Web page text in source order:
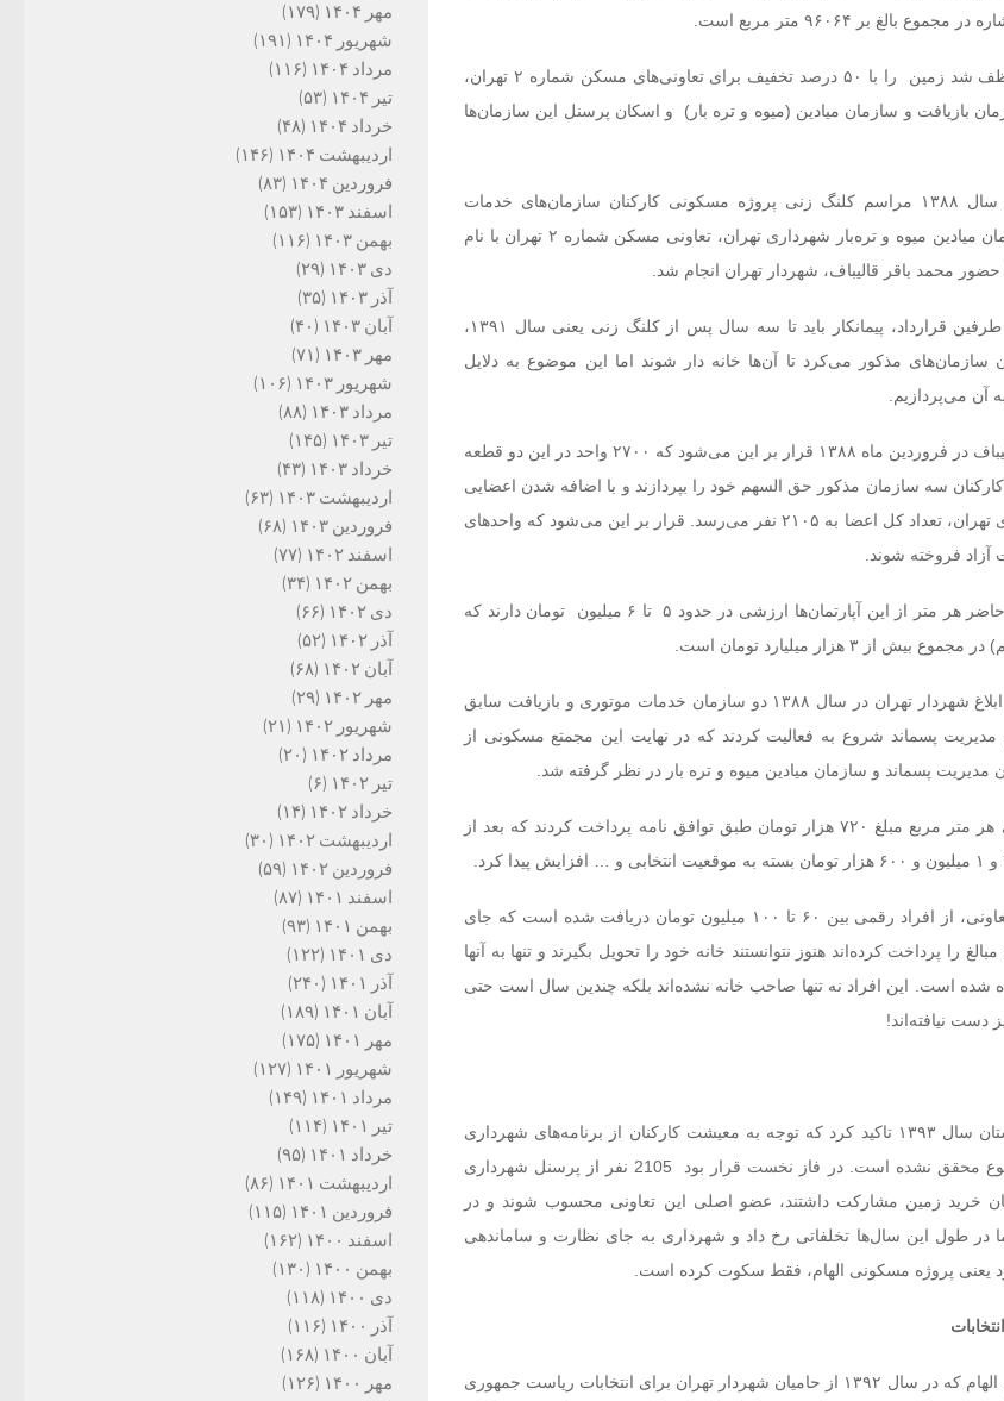
بر ۹۶۰۶۴ متر مربع است.
ستاد مسکن شهرداری تهران موظف شد زمین را با ۵۰ درصد تخفیف برای تعاونی‌های مسکن شماره ۲ تهران،
بازیافت و سازمان میادین (میوه و تره بار) و اسکان پرسنل این سازمان‌ها
در تاریخ شانزدهم فروردین ماه سال ۱۳۸۸ مراسم کلنگ زنی پروژه مسکونی کارکنان سازمان‌های خدمات
موتوری، سازمان بازیافت و سازمان میادین میوه و تره‌بار شهرداری تهران، تعاونی مسکن شماره ۲ تهران با نام
محمد باقر قالیباف، شهردار تهران انجام شد.
طبق توافق نامه امضا شده بین طرفین قرارداد، پیمانکار باید تا سه سال پس از کلنگ زنی یعنی سال ۱۳۹۱،
سازمان‌های مذکور می‌کرد تا آن‌ها خانه دار شوند اما این موضوع به دلایل
آن‌ می‌پردازیم.
بعد از کلنگ زنی پروژه توسط قالیباف در فروردین ماه ۱۳۸۸ قرار بر این می‌شود که ۲۷۰۰ واحد در این دو قطعه
شود و ۱۶۵۵ نفر از کارکنان سه سازمان مذکور حق السهم خود را بپردازند و با اضافه شدن اعضایی
از دیگر سازمان‌های تابع شهرداری تهران، تعداد کل اعضا به ۲۱۰۵ نفر می‌رسد. قرار بر این می‌شود که واحدهای
آزاد فروخته شوند.
طبق گفته یک منبع آگاه در حال حاضر هر متر از این آپارتمان‌ها ارزشی در حدود ۵ تا ۶ میلیون تومان دارند که
۳ هزار میلیارد تومان است.
بر اساس مصوبه شورای شهر و ابلاغ شهردار تهران در سال ۱۳۸۸ دو سازمان خدمات موتوری و بازیافت سابق
پسماند شروع به فعالیت کردند که در نهایت این مجمتع مسکونی از
پسماند و سازمان میادین میوه و تره بار در نظر گرفته شد.
کارمندان این سازمان‌ها باید برای هر متر مربع مبلغ ۷۲۰ هزار تومان طبق توافق نامه پرداخت کردند که بعد از
طبق گفته برخی از اعضای این تعاونی، از افراد رقمی بین ۶۰ تا ۱۰۰ میلیون تومان دریافت شده است که جای
را پرداخت کرده‌اند هنوز نتوانستند خانه خود را تحویل بگیرند و تنها به آنها
شده است. این افراد نه تنها صاحب خانه نشده‌اند بلکه چندین سال است حتی
دست نیافته‌اند!
شهردار تهران در نماز جمعه تابستان سال ۱۳۹۳ تاکید کرد که توجه به معیشت کارکنان از برنامه‌های شهرداری
تهران است اما تا کنون این موضوع محقق نشده است. در فاز نخست قرار بود 2105 نفر از پرسنل شهرداری
خرید زمین مشارکت داشتند، عضو اصلی این تعاونی محسوب شوند و در
در طول این سال‌ها تخلفاتی رخ داد و شهرداری به جای نظارت و ساماندهی
یعنی پروژه مسکونی الهام، فقط سکوت کرده است.
شنیده شده پیمانکار پروژه مسکن الهام که در سال ۱۳۹۲ از حامیان شهردار تهران برای انتخابات ریاست جمهوری
مهر ۱۴۰۴
(۱۷۹)
شهریور ۱۴۰۴
(۱۹۱)
مرداد ۱۴۰۴
(۱۱۶)
تیر ۱۴۰۴
(۵۳)
خرداد ۱۴۰۴
(۴۸)
اردیبهشت ۱۴۰۴
(۱۴۶)
فروردین ۱۴۰۴
(۸۳)
اسفند ۱۴۰۳
(۱۵۳)
بهمن ۱۴۰۳
(۱۱۶)
دی ۱۴۰۳
(۲۹)
آذر ۱۴۰۳
(۳۵)
آبان ۱۴۰۳
(۴۰)
مهر ۱۴۰۳
(۷۱)
شهریور ۱۴۰۳
(۱۰۶)
مرداد ۱۴۰۳
(۸۸)
تیر ۱۴۰۳
(۱۴۵)
خرداد ۱۴۰۳
(۴۳)
اردیبهشت ۱۴۰۳
(۶۳)
فروردین ۱۴۰۳
(۶۸)
اسفند ۱۴۰۲
(۷۷)
بهمن ۱۴۰۲
(۳۴)
دی ۱۴۰۲
(۶۶)
آذر ۱۴۰۲
(۵۲)
آبان ۱۴۰۲
(۶۸)
مهر ۱۴۰۲
(۲۹)
شهریور ۱۴۰۲
(۲۱)
مرداد ۱۴۰۲
(۲۰)
تیر ۱۴۰۲
(۶)
خرداد ۱۴۰۲
(۱۴)
اردیبهشت ۱۴۰۲
(۳۰)
فروردین ۱۴۰۲
(۵۹)
اسفند ۱۴۰۱
(۸۷)
بهمن ۱۴۰۱
(۹۳)
دی ۱۴۰۱
(۱۲۲)
آذر ۱۴۰۱
(۲۴۰)
آبان ۱۴۰۱
(۱۸۹)
مهر ۱۴۰۱
(۱۷۵)
شهریور ۱۴۰۱
(۱۲۷)
مرداد ۱۴۰۱
(۱۴۹)
تیر ۱۴۰۱
(۱۱۴)
خرداد ۱۴۰۱
(۹۵)
اردیبهشت ۱۴۰۱
(۸۶)
فروردین ۱۴۰۱
(۱۱۵)
اسفند ۱۴۰۰
(۱۶۲)
بهمن ۱۴۰۰
(۱۳۰)
دی ۱۴۰۰
(۱۱۸)
آذر ۱۴۰۰
(۱۱۶)
آبان ۱۴۰۰
(۱۶۸)
مهر ۱۴۰۰
(۱۲۶)